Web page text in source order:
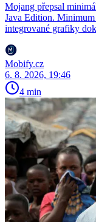
Mojang přepsal
Java Edition.
integrované grafiky
Mobify.cz
6. 8. 2026, 19:46
4 min